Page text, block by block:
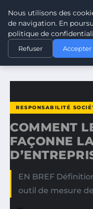
CLIMATE
ACCUEIL
COMMENT LE BILAN
RESPONSABILITÉ
COMMENT
FAÇONNE
EN BREF
outil de mesure
Nous utilisons des
de navigation. En
politique de
Refuser Accepter